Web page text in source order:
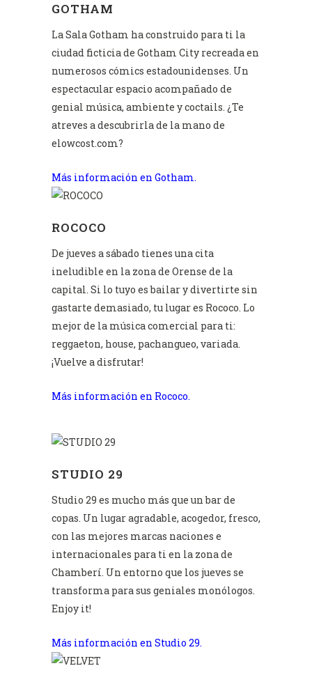
GOTHAM
La Sala Gotham ha construido para ti la
ciudad ficticia de Gotham City recreada en
numerosos cómics estadounidenses. Un
espectacular espacio acompañado de
genial música, ambiente y coctails. ¿Te
atreves a descubrirla de la mano de
elowcost.com?
Más información en Gotham.
ROCOCO
De jueves a sábado tienes una cita
ineludible en la zona de Orense de la
capital. Si lo tuyo es bailar y divertirte sin
gastarte demasiado, tu lugar es Rococo. Lo
mejor de la música comercial para ti:
reggaeton, house, pachangueo, variada.
¡Vuelve a disfrutar!
Más información en Rococo.
STUDIO 29
Studio 29 es mucho más que un bar de
copas. Un lugar agradable, acogedor, fresco,
con las mejores marcas naciones e
internacionales para ti en la zona de
Chamberí. Un entorno que los jueves se
transforma para sus geniales monólogos.
Enjoy it!
Más información en Studio 29.